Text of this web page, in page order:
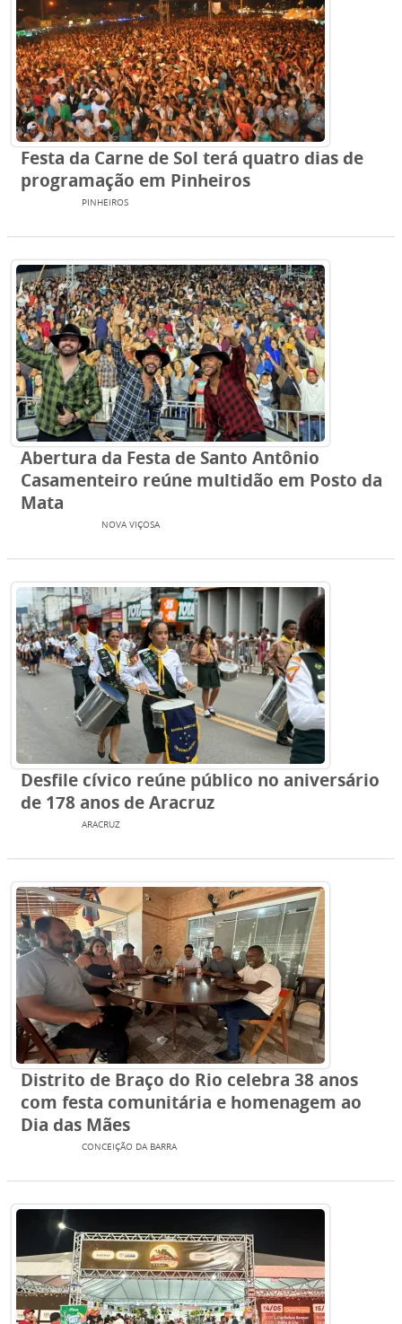
Festa da Carne de Sol terá quatro dias de
programação em Pinheiros
PINHEIROS
Abertura da Festa de Santo Antônio
Casamenteiro reúne multidão em Posto da
Mata
NOVA VIÇOSA
Desfile cívico reúne público no aniversário
de 178 anos de Aracruz
ARACRUZ
Distrito de Braço do Rio celebra 38 anos
com festa comunitária e homenagem ao
Dia das Mães
CONCEIÇÃO DA BARRA